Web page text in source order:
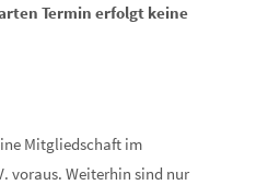
Termin erfolgt keine
Mitgliedschaft im
voraus. Weiterhin sind nur